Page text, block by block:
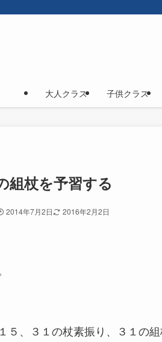
大人クラス 子供クラス
組杖を予習する
2014年7月2日 2016年2月2日
５、３１の杖素振り、３１の